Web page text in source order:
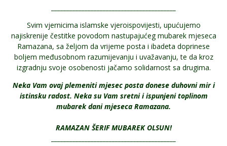
Svim vjernicima islamske vjeroispovijesti, upućujemo
najiskrenije čestitke povodom nastupajućeg mubarek mjeseca
Ramazana, sa željom da vrijeme posta i ibadeta doprinese
boljem međusobnom razumijevanju i uvažavanju, te da kroz
izgradnju svoje osobenosti jačamo solidarnost sa drugima.
Neka Vam ovaj plemeniti mjesec posta donese duhovni mir i
istinsku radost. Neka su Vam sretni i ispunjeni toplinom
mubarek dani mjeseca Ramazana.
RAMAZAN ŠERIF MUBAREK OLSUN!